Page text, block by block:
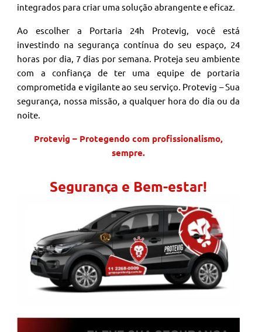
integrados para criar uma solução abrangente e eficaz.
Ao escolher a Portaria 24h Protevig, você está
investindo na segurança contínua do seu espaço, 24
horas por dia, 7 dias por semana. Proteja seu ambiente
com a confiança de ter uma equipe de portaria
comprometida e vigilante ao seu serviço. Protevig – Sua
segurança, nossa missão, a qualquer hora do dia ou da
noite.
Protevig – Protegendo com profissionalismo,
sempre.
Segurança e Bem-estar!